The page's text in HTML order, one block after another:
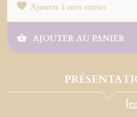
Ajouter à mes envies
AJOUTER AU PANIER